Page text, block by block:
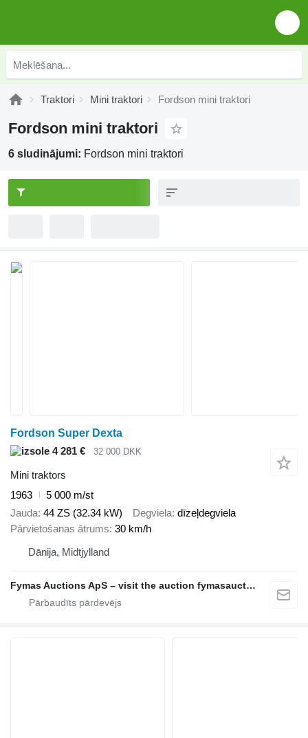
Traktori Mini traktori Fordson mini traktori
Fordson mini traktori
6 sludinājumi: Fordson mini traktori
Fordson Super Dexta
4 281 €
32 000 DKK
Mini traktors
1963
5 000 m/st
Jauda 44 ZS (32.34 kW) Degviela dīzeļdegviela
Pārvietošanas ātrums 30 km/h
Dānija, Midtjylland
Fymas Auctions ApS – visit the auction fymasauctions.dk